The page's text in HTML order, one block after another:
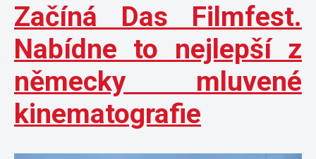
Začíná Das Filmfest.
Nabídne to nejlepší z
německy mluvené
kinematografie